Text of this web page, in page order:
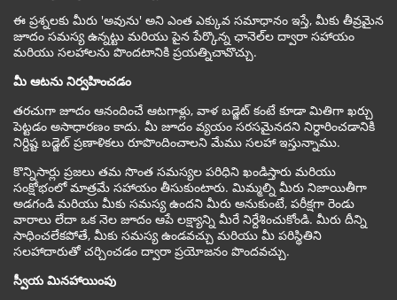
ఈ ప్రశ్నలకు మీరు 'అవును' అని ఎంత ఎక్కువ సమాధానం ఇస్తే, మీకు తీవ్రమైన
జూదం సమస్య ఉన్నట్టు మరియు పైన పేర్కొన్న ఛానెల్‌ల ద్వారా సహాయం
మరియు సలహాలను పొందటానికి ప్రయత్నిచావొచ్చు.
మీ ఆటను నిర్వహించడం
తరచుగా జూదం ఆనందించే ఆటగాళ్లు, వాళ బడ్జెట్ కంటే కూడా మితిగా ఖర్చు
పెట్టడం అసాధారణం కాదు. మీ జూదం వ్యయం సరసమైనదని నిర్ధారించడానికి
నిర్దిష్ట బడ్జెట్ ప్రణాళికలు రూపొందించాలని మేము సలహా ఇస్తున్నాము.
కొన్నిసార్లు ప్రజలు తమ సొంత సమస్యల పరిధిని ఖండిస్తారు మరియు
సంక్షోభంలో మాత్రమే సహాయం తీసుకుంటారు. మిమ్మల్ని మీరు నిజాయితీగా
అడగండి మరియు మీకు సమస్య ఉందని మీరు అనుకుంటే, పరీక్షగా రెండు
వారాలు లేదా ఒక నెల జూదం ఆపే లక్ష్యాన్ని మీరే నిర్దేశించుకోండి. మీరు దీన్ని
సాధించలేకపోతే, మీకు సమస్య ఉండవచ్చు మరియు మీ పరిస్థితిని
సలహాదారుతో చర్చించడం ద్వారా ప్రయోజనం పొందవచ్చు.
స్వీయ మినహాయింపు